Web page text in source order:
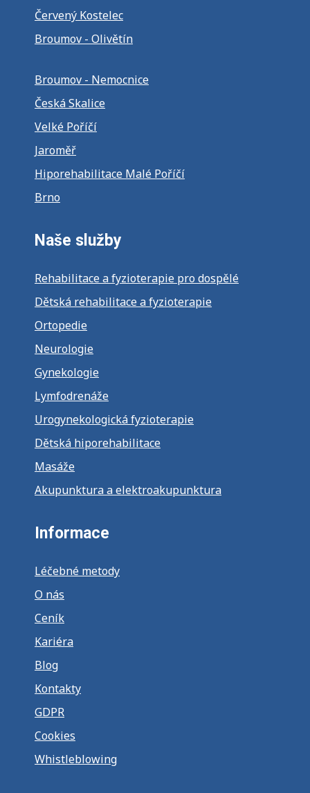
Červený Kostelec
Broumov - Olivětín
Broumov - Nemocnice
Česká Skalice
Velké Poříčí
Jaroměř
Hiporehabilitace Malé Poříčí
Brno
Naše služby
Rehabilitace a fyzioterapie pro dospělé
Dětská rehabilitace a fyzioterapie
Ortopedie
Neurologie
Gynekologie
Lymfodrenáže
Urogynekologická fyzioterapie
Dětská hiporehabilitace
Masáže
Akupunktura a elektroakupunktura
Informace
Léčebné metody
O nás
Ceník
Kariéra
Blog
Kontakty
GDPR
Cookies
Whistleblowing